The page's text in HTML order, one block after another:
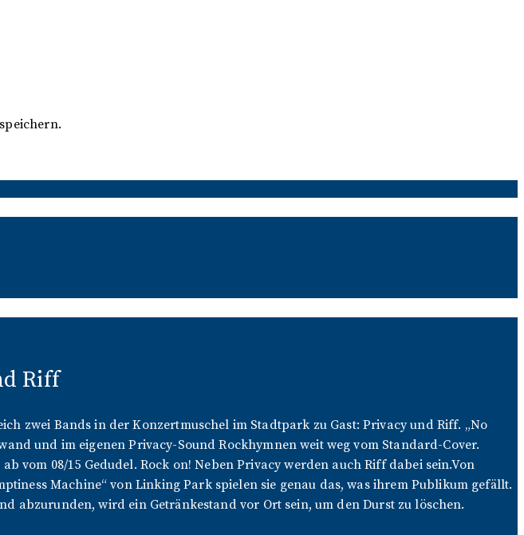
Riff
zwei Bands in der Konzertmuschel im Stadtpark zu Gast: Privacy und Riff. „No
und im eigenen Privacy-Sound Rockhymnen weit weg vom Standard-Cover.
vom 08/15 Gedudel. Rock on! Neben Privacy werden auch Riff dabei sein.Von
Machine“ von Linking Park spielen sie genau das, was ihrem Publikum gefällt.
abzurunden, wird ein Getränkestand vor Ort sein, um den Durst zu löschen.